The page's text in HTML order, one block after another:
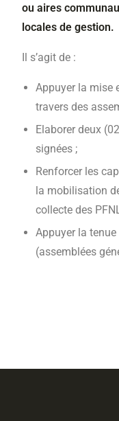
ou aires
locales de gestion.
Il s’agit de :
Appuyer la mise
travers des
Elaborer deux
signées ;
Renforcer les
la mobilisation
collecte des
Appuyer la
(assemblées